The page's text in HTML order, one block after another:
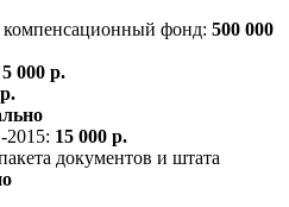
фонд: 500 000
5 000 р.
15 000 р.
документов и штата